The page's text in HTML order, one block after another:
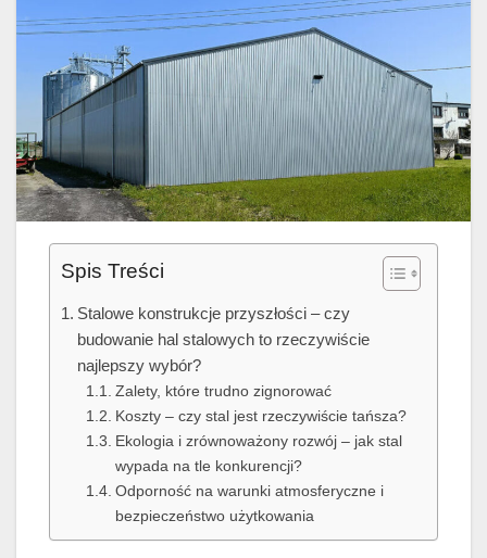
Spis Treści
Stalowe konstrukcje przyszłości – czy
budowanie hal stalowych to rzeczywiście
najlepszy wybór?
Zalety, które trudno zignorować
Koszty – czy stal jest rzeczywiście tańsza?
Ekologia i zrównoważony rozwój – jak stal
wypada na tle konkurencji?
Odporność na warunki atmosferyczne i
bezpieczeństwo użytkowania